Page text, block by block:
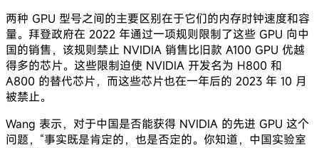
两种 GPU 型号之间的主要区别在于它们的内存时钟速度和容
量。拜登政府在 2022 年通过一项规则限制了这些 GPU 向中
国的销售，该规则禁止 NVIDIA 销售比旧款 A100 GPU 优越
得多的芯片。这些限制迫使 NVIDIA 开发名为 H800 和
A800 的替代芯片，而这些芯片也在一年后的 2023 年 10 月
被禁止。
Wang 表示，对于中国是否能获得 NVIDIA 的先进 GPU 这个
问题，“事实既是肯定的，也是否定的。你知道，中国实验室